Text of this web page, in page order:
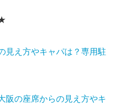
見え方やキャパは？専用駐
阪の座席からの見え方やキ